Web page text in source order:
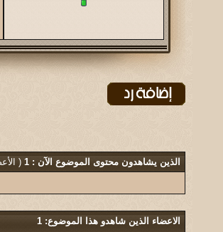
الذين يشاهدون محتوى الموضوع الآن : 1 ( الأعضاء 0
الاعضاء الذين شاهدو هذا الموضوع: 1